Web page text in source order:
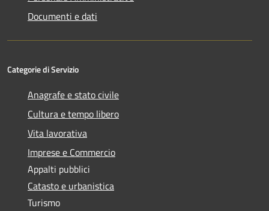
Documenti e dati
Categorie di Servizio
Anagrafe e stato civile
Cultura e tempo libero
Vita lavorativa
Imprese e Commercio
Appalti pubblici
Catasto e urbanistica
Turismo